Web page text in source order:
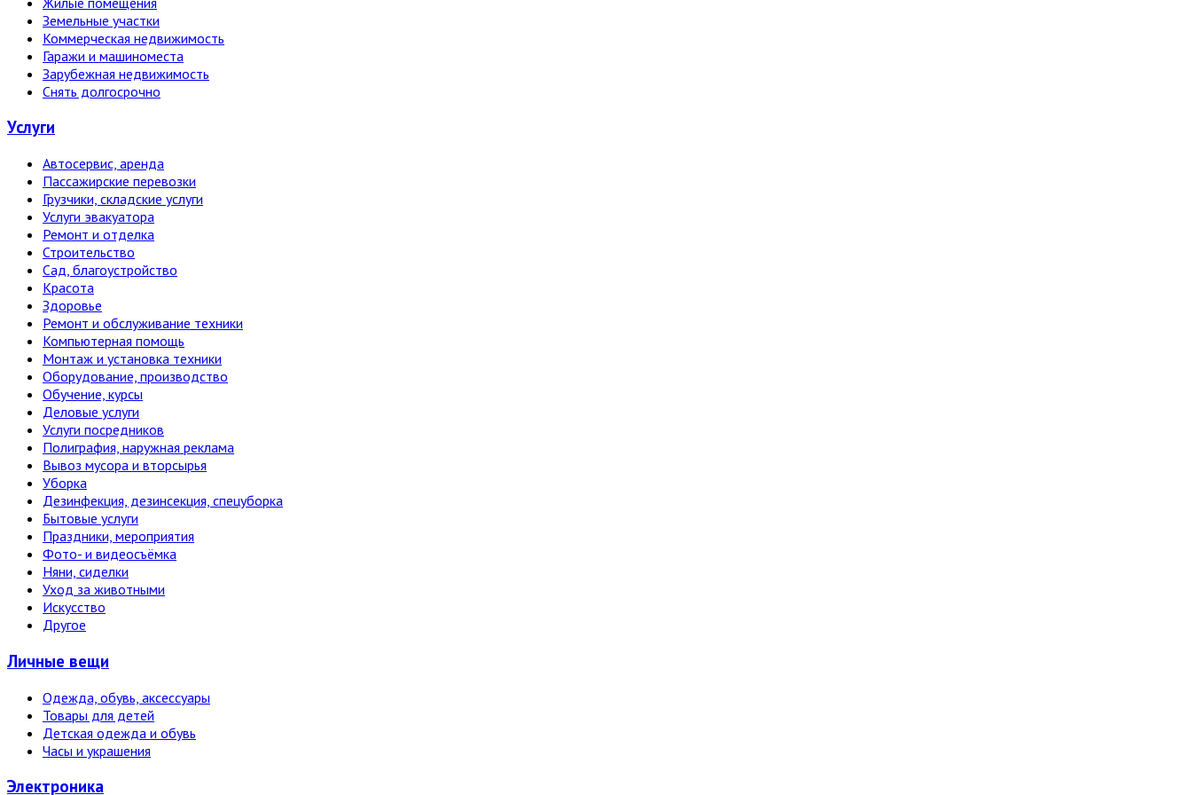
Земельные участки
Коммерческая недвижимость
Гаражи и машиноместа
Зарубежная недвижимость
Снять долгосрочно
Услуги
Автосервис, аренда
Пассажирские перевозки
Грузчики, складские услуги
Услуги эвакуатора
Ремонт и отделка
Строительство
Сад, благоустройство
Красота
Здоровье
Ремонт и обслуживание техники
Компьютерная помощь
Монтаж и установка техники
Оборудование, производство
Обучение, курсы
Деловые услуги
Услуги посредников
Полиграфия, наружная реклама
Вывоз мусора и вторсырья
Уборка
Дезинфекция, дезинсекция, спецуборка
Бытовые услуги
Праздники, мероприятия
Фото- и видеосъёмка
Няни, сиделки
Уход за животными
Искусство
Другое
Личные вещи
Одежда, обувь, аксессуары
Товары для детей
Детская одежда и обувь
Часы и украшения
Электро­ника